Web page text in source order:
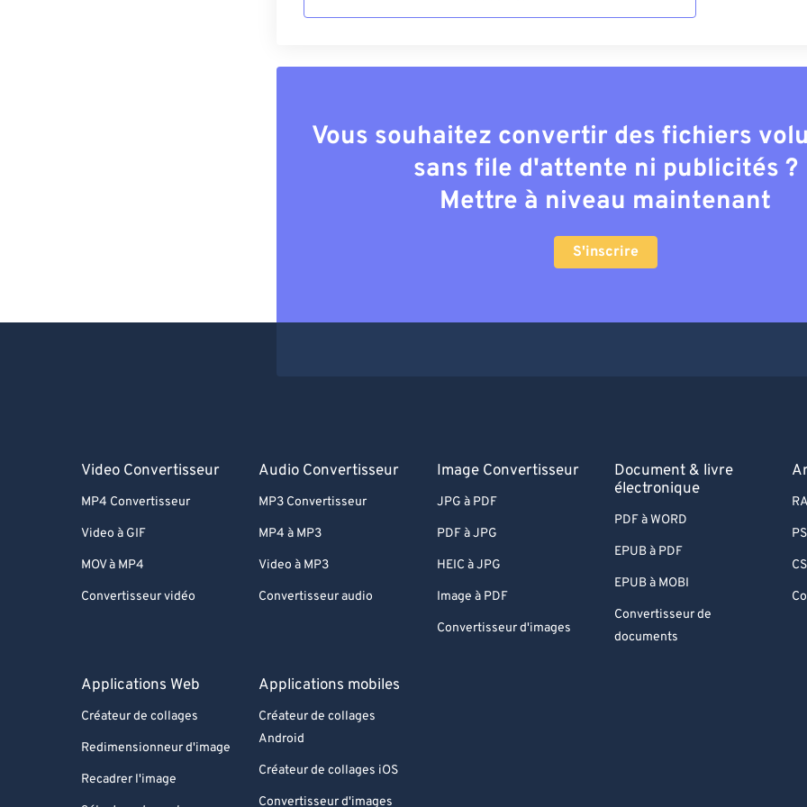
Vous souhaitez convertir des fichiers
sans file d'attente ni publicités ?
Mettre à niveau maintenant
S'inscrire
Video Convertisseur
MP4 Convertisseur
Video à GIF
MOV à MP4
Convertisseur vidéo
Audio Convertisseur
MP3 Convertisseur
MP4 à MP3
Video à MP3
Convertisseur audio
Image Convertisseur
JPG à PDF
PDF à JPG
HEIC à JPG
Image à PDF
Convertisseur d'images
Document & livre
électronique
PDF à WORD
EPUB à PDF
EPUB à MOBI
Convertisseur de
documents
Applications Web
Créateur de collages
Redimensionneur d'image
Recadrer l'image
Applications mobiles
Créateur de collages
Android
Créateur de collages iOS
Convertisseur d'images